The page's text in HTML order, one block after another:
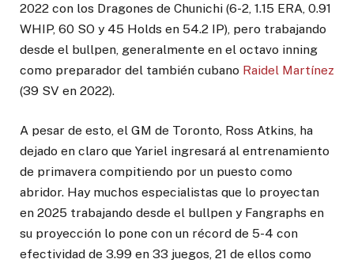
2022 con los Dragones de Chunichi (6-2, 1.15 ERA, 0.91
WHIP, 60 SO y 45 Holds en 54.2 IP), pero trabajando
desde el bullpen, generalmente en el octavo inning
como preparador del también cubano Raidel Martínez
(39 SV en 2022).
A pesar de esto, el GM de Toronto, Ross Atkins, ha
dejado en claro que Yariel ingresará al entrenamiento
de primavera compitiendo por un puesto como
abridor. Hay muchos especialistas que lo proyectan
en 2025 trabajando desde el bullpen y Fangraphs en
su proyección lo pone con un récord de 5-4 con
efectividad de 3.99 en 33 juegos, 21 de ellos como